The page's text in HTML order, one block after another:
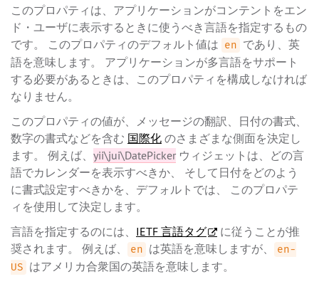
このプロパティは、アプリケーションがコンテントをエン
ド・ユーザに表示するときに使うべき言語を指定するもの
です。 このプロパティのデフォルト値は en であり、英
語を意味します。 アプリケーションが多言語をサポート
する必要があるときは、このプロパティを構成しなければ
なりません。
このプロパティの値が、メッセージの翻訳、日付の書式、
数字の書式などを含む 国際化 のさまざまな側面を決定し
ます。 例えば、 yii\jui\DatePickerウィジェットは、どの言
語でカレンダーを表示すべきか、 そして日付をどのよう
に書式設定すべきかを、デフォルトでは、 このプロパテ
ィを使用して決定します。
言語を指定するのには、 IETF 言語タグ
に従うことが推
奨されます。 例えば、
en は英語を意味しますが、
en-
US はアメリカ合衆国の英語を意味します。